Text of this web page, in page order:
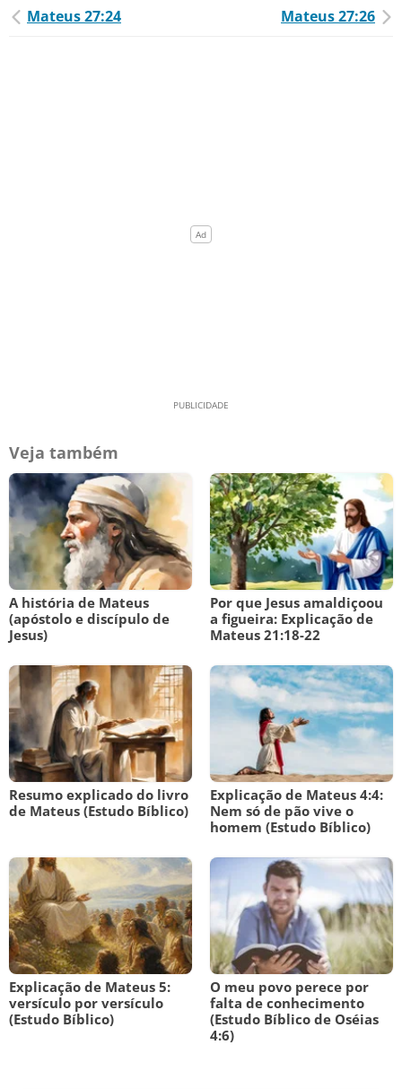
Mateus 27:24 Mateus 27:26
Veja também
A história de Mateus
(apóstolo e discípulo de
Jesus)
Por que Jesus amaldiçoou
a figueira: Explicação de
Mateus 21:18-22
Resumo explicado do livro
de Mateus (Estudo Bíblico)
Explicação de Mateus 4:4:
Nem só de pão vive o
homem (Estudo Bíblico)
Explicação de Mateus 5:
versículo por versículo
(Estudo Bíblico)
O meu povo perece por
falta de conhecimento
(Estudo Bíblico de Oséias
4:6)